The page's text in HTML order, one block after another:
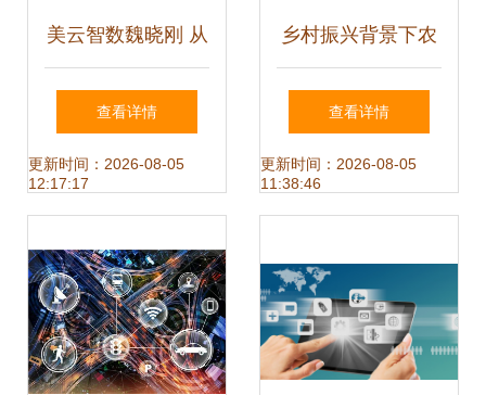
美云智数魏晓刚 从
业权一体看美的集
团数字化转型2.0
查看详情
更新时间：2026-08-05
12:17:17
乡村振兴背景下农
村电商发展策略研
究--以广东省韶关
查看详情
更新时间：2026-08-05
11:38:46